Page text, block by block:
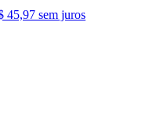
45,97 sem juros